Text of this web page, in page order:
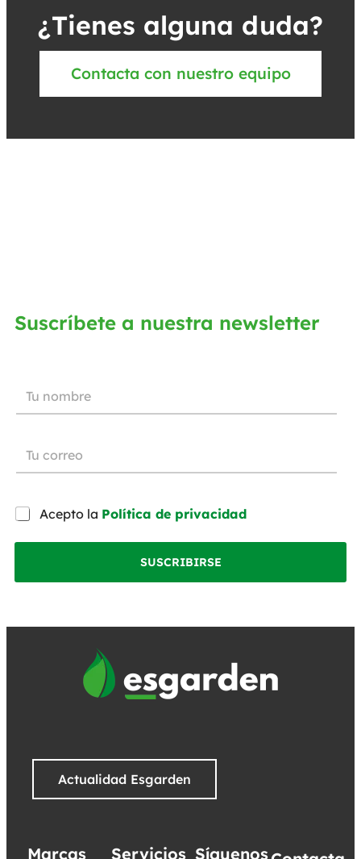
¿Tienes alguna duda?
Contacta con nuestro equipo
Suscríbete a nuestra newsletter
Acepto la Política de privacidad
SUSCRIBIRSE
Actualidad Esgarden
Marcas
Servicios Síguenos